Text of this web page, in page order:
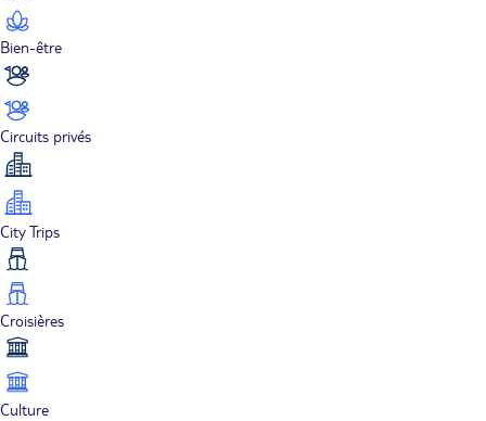
Bien-être
Circuits privés
City Trips
Croisières
Culture